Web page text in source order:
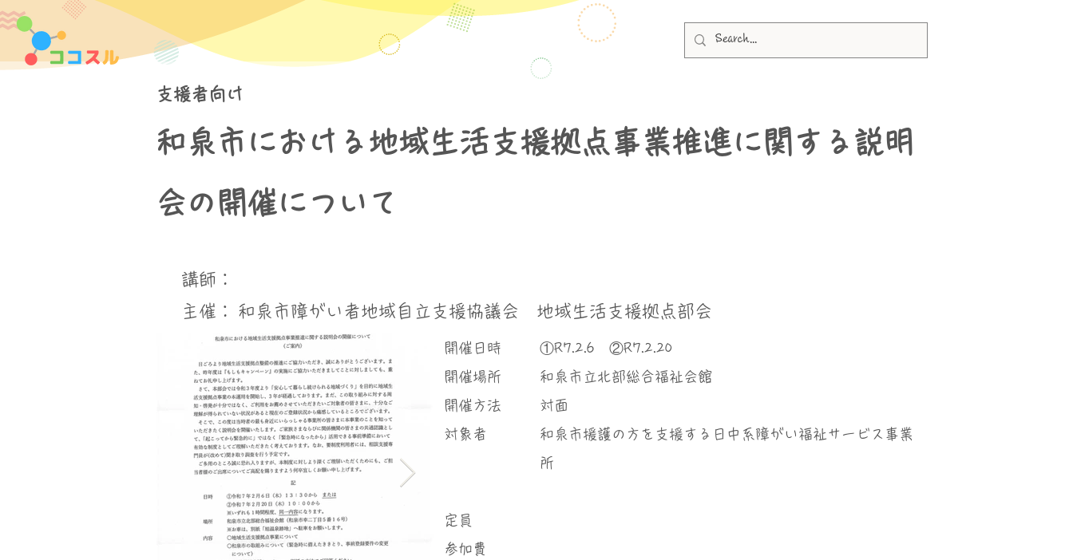
支援者向け
和泉市における地域生活支援拠点事業推進に関する説明
会の開催について
講師：
​主催：
和泉市障がい者地域自立支援協議会 地域生活支援拠点部会
​開催日時
​開催場所
​開催方法
対象者
①R7.2.6 ②R7.2.20
和泉市立北部総合福祉会館
対面
和泉市援護の方を支援する日中系障がい福祉サービス事業
所
定員
参加費